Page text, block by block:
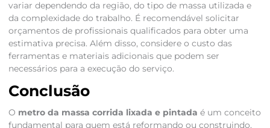
variar dependendo da região, do tipo de massa utilizada e
da complexidade do trabalho. É recomendável solicitar
orçamentos de profissionais qualificados para obter uma
estimativa precisa. Além disso, considere o custo das
ferramentas e materiais adicionais que podem ser
necessários para a execução do serviço.
Conclusão
O metro da massa corrida lixada e pintada é um conceito
fundamental para quem está reformando ou construindo,